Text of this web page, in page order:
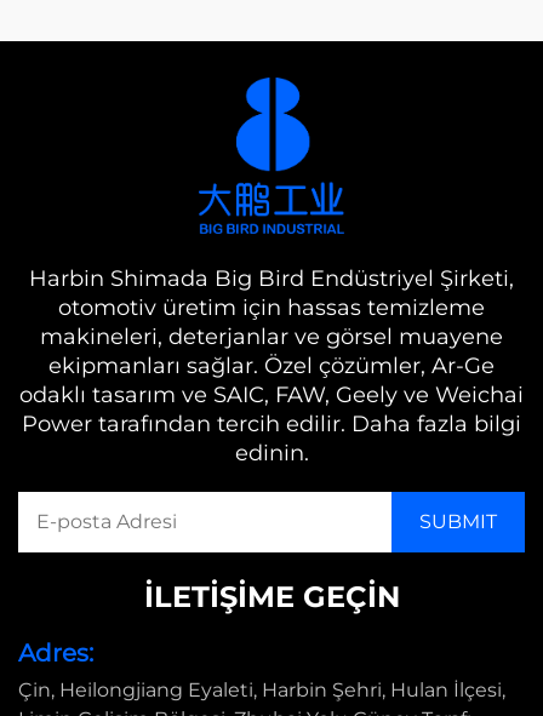
Harbin Shimada Big Bird Endüstriyel Şirketi,
otomotiv üretim için hassas temizleme
makineleri, deterjanlar ve görsel muayene
ekipmanları sağlar. Özel çözümler, Ar-Ge
odaklı tasarım ve SAIC, FAW, Geely ve Weichai
Power tarafından tercih edilir. Daha fazla bilgi
edinin.
İLETIŞIME GEÇIN
Adres:
Çin, Heilongjiang Eyaleti, Harbin Şehri, Hulan İlçesi,